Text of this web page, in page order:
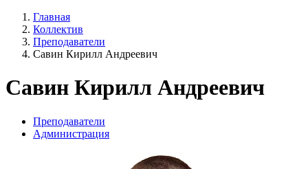
Главная
Коллектив
Преподаватели
Савин Кирилл Андреевич
Савин Кирилл Андреевич
Преподаватели
Администрация